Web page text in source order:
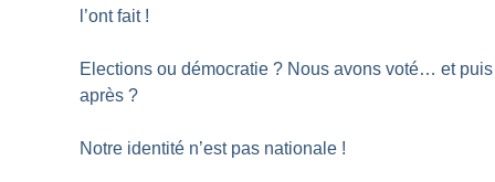
l’ont fait !
Elections ou démocratie ? Nous avons voté… et puis
après ?
Notre identité n’est pas nationale !